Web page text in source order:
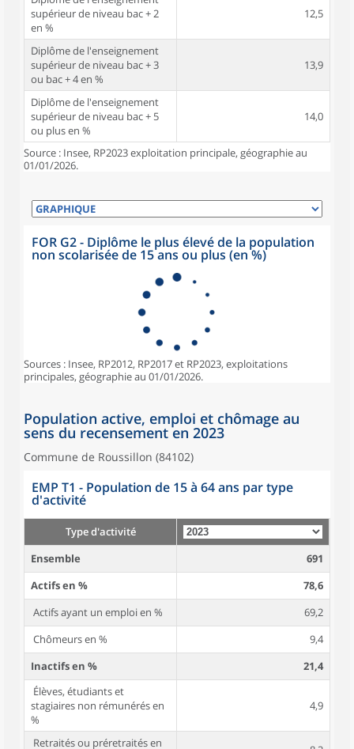
supérieur de niveau bac + 2
en %
12,5
Diplôme de l'enseignement
supérieur de niveau bac + 3
ou bac + 4 en %
13,9
Diplôme de l'enseignement
supérieur de niveau bac + 5
ou plus en %
14,0
Source : Insee, RP2023 exploitation principale, géographie au
01/01/2026.
FOR G2 - Diplôme le plus élevé de la population
non scolarisée de 15 ans ou plus (en %)
Sources : Insee, RP2012, RP2017 et RP2023, exploitations
principales, géographie au 01/01/2026.
Population active, emploi et chômage au
sens du recensement en 2023
Commune de Roussillon (84102)
EMP T1 - Population de 15 à 64 ans par type
d'activité
Type d'activité
Ensemble
691
Actifs en %
78,6
Actifs ayant un emploi en %
69,2
Chômeurs en %
9,4
Inactifs en %
21,4
Élèves, étudiants et
stagiaires non rémunérés en
%
4,9
Retraités ou préretraités en